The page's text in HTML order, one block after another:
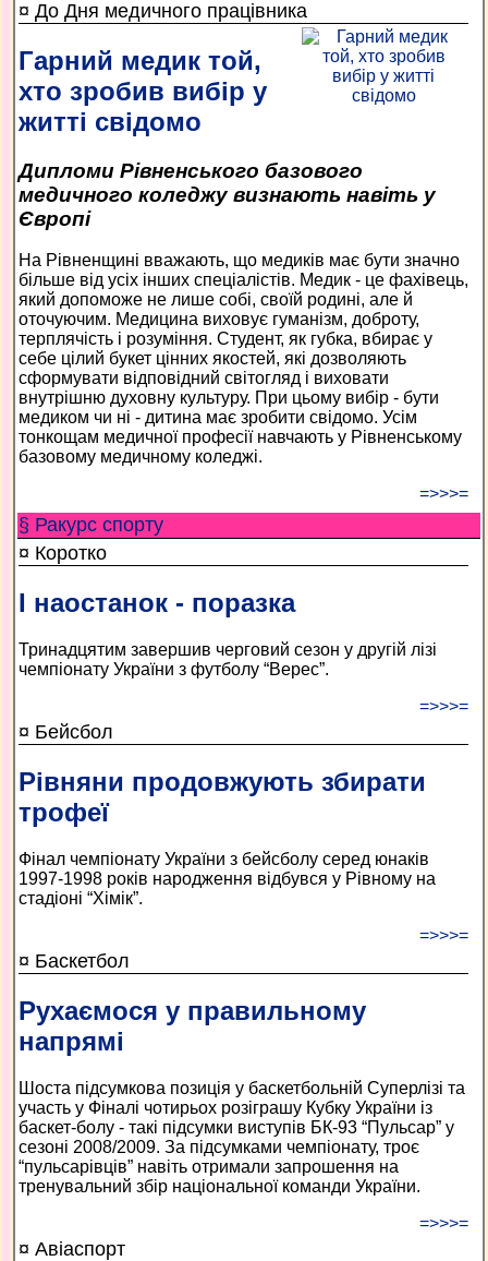
¤ До Дня медичного працівника
Гарний медик той,
хто зробив вибір у
житті свідомо
Дипломи Рівненського базового
медичного коледжу визнають навіть у
Європі
На Рівненщині вважають, що медиків має бути значно
більше від усіх інших спеціалістів. Медик - це фахівець,
який допоможе не лише собі, своїй родині, але й
оточуючим. Медицина виховує гуманізм, доброту,
терплячість і розуміння. Студент, як губка, вбирає у
себе цілий букет цінних якостей, які дозволяють
сформувати відповідний світогляд і виховати
внутрішню духовну культуру. При цьому вибір - бути
медиком чи ні - дитина має зробити свідомо. Усім
тонкощам медичної професії навчають у Рівненському
базовому медичному коледжі.
=>>>=
§ Ракурс спорту
¤ Коротко
І наостанок - поразка
Тринадцятим завершив черговий сезон у другій лізі
чемпіонату України з футболу “Верес”.
=>>>=
¤ Бейсбол
Рівняни продовжують збирати
трофеї
Фінал чемпіонату України з бейсболу серед юнаків
1997-1998 років народження відбувся у Рівному на
стадіоні “Хімік”.
=>>>=
¤ Баскетбол
Рухаємося у правильному
напрямі
Шоста підсумкова позиція у баскетбольній Суперлізі та
участь у Фіналі чотирьох розіграшу Кубку України із
баскет-болу - такі підсумки виступів БК-93 “Пульсар” у
сезоні 2008/2009. За підсумками чемпіонату, троє
“пульсарівців” навіть отримали запрошення на
тренувальний збір національної команди України.
=>>>=
¤ Авіаспорт